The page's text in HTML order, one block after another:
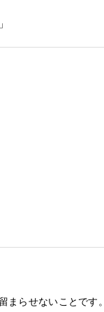
まらせないことです。